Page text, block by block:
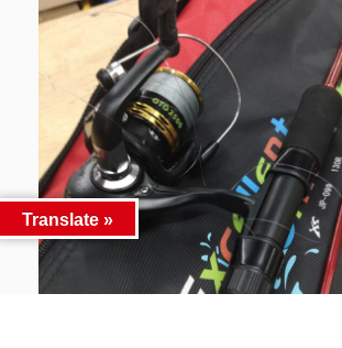
Translate »